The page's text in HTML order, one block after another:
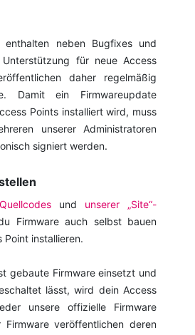
enthalten neben Bugfixes und
Unterstützung für neue Access
daher regelmäßig
Damit ein Firmwareupdate
Points installiert wird, muss
unserer Administratoren
signiert werden.
und unserer „Site“-
Firmware auch selbst bauen
Point installieren.
gebaute Firmware einsetzt und
lässt, wird dein Access
unsere offizielle Firmware
Firmware veröffentlichen deren